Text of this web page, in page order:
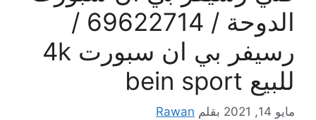
الدوحة / 69622714 /
رسيفر بي ان سبورت 4k
للبيع bein sport
مايو 14, 2021 بقلم Rawan